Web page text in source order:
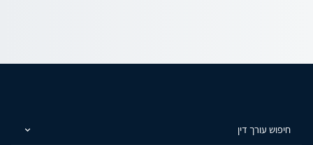
חיפוש עורך דין